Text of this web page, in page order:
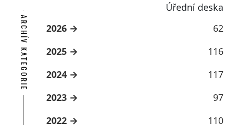
Úřední deska
ARCHÍV KATEGORIE 2026
62
2025
116
2024
117
2023
97
2022
110